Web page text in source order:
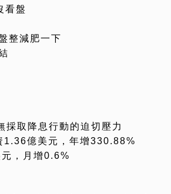
看盤
整減肥一下
採取降息行動的迫切壓力
1.36億美元，年增330.88%
，月增0.6%